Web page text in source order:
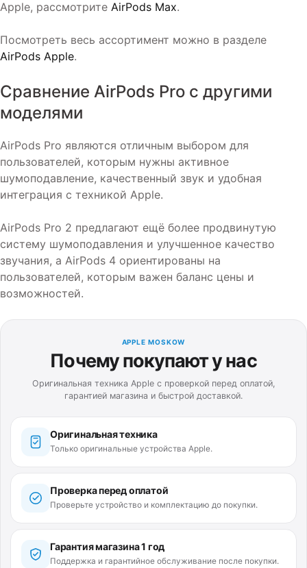
Apple, рассмотрите AirPods Max.
Посмотреть весь ассортимент можно в разделе
AirPods Apple.
Сравнение AirPods Pro с другими
моделями
AirPods Pro являются отличным выбором для
пользователей, которым нужны активное
шумоподавление, качественный звук и удобная
интеграция с техникой Apple.
AirPods Pro 2 предлагают ещё более продвинутую
систему шумоподавления и улучшенное качество
звучания, а AirPods 4 ориентированы на
пользователей, которым важен баланс цены и
возможностей.
APPLE MOSKOW
Почему покупают у нас
Оригинальная техника Apple с проверкой перед оплатой,
гарантией магазина и быстрой доставкой.
Оригинальная техника
Только оригинальные устройства Apple.
Проверка перед оплатой
Проверьте устройство и комплектацию до покупки.
Гарантия магазина 1 год
Поддержка и гарантийное обслуживание после покупки.